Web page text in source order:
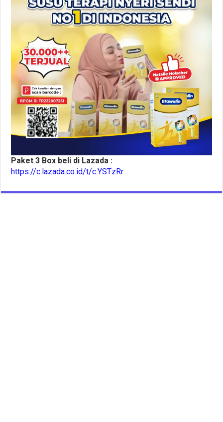
Paket 3 Box beli di Lazada :
https://c.lazada.co.id/t/c.YSTzRr